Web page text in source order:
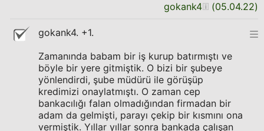
gokank4 (05.04.22)
gokank4. +1.
Zamanında babam bir iş kurup batırmıştı ve
böyle bir yere gitmiştik. O bizi bir şubeye
yönlendirdi, şube müdürü ile görüşüp
kredimizi onaylatmıştı. O zaman cep
bankacılığı falan olmadığından firmadan bir
adam da gelmişti, parayı çekip bir kısmını ona
vermiştik. Yıllar yıllar sonra bankada çalışan